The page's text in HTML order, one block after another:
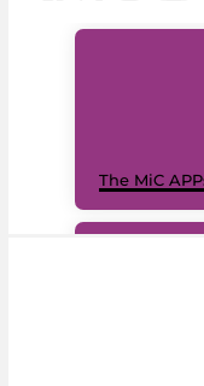
The MiC